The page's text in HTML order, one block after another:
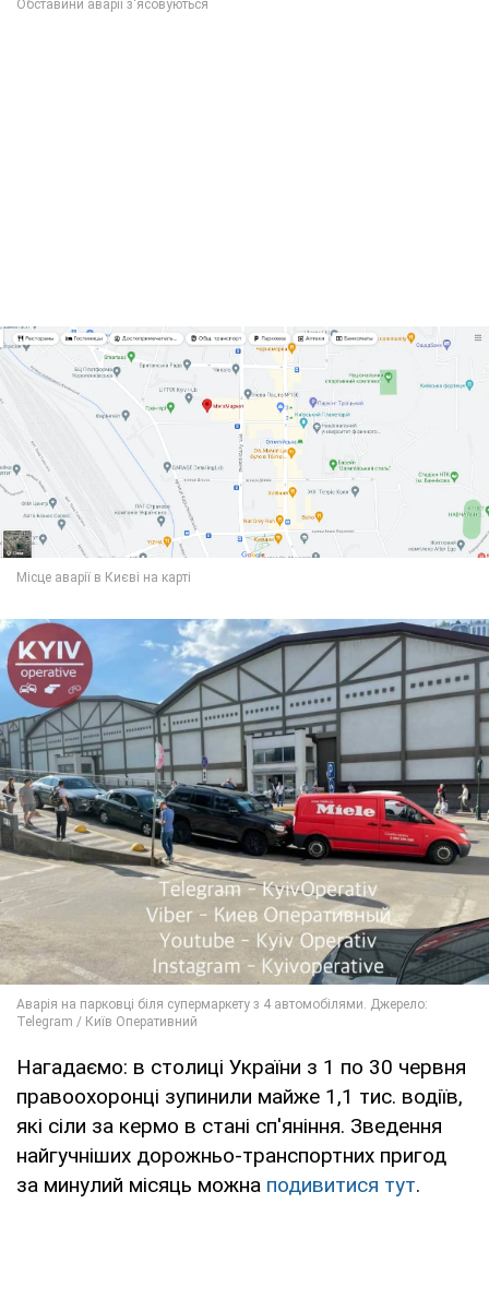
Нагадаємо: в столиці України з 1 по 30 червня
правоохоронці зупинили майже 1,1 тис. водіїв,
які сіли за кермо в стані сп'яніння. Зведення
найгучніших дорожньо-транспортних пригод
за минулий місяць можна подивитися тут.